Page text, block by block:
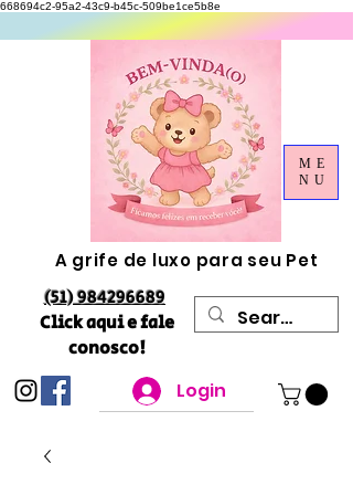
668694c2-95a2-43c9-b45c-509be1ce5b8e
A grife de luxo para seu Pet
(51) 984296689
Click aqui e fale
conosco!
Login
ME
NU